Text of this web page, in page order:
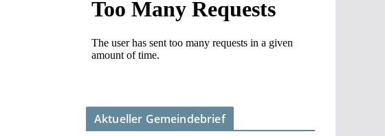
Aktueller Gemeindebrief